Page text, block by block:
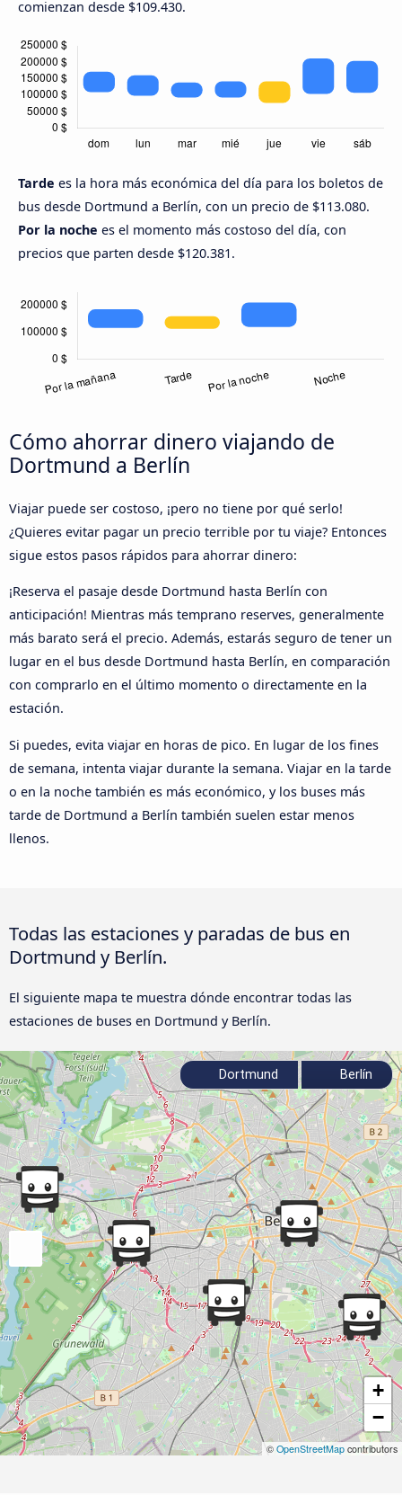
comienzan desde $109.430.
Tarde es la hora más económica del día para los boletos de
bus desde Dortmund a Berlín, con un precio de $113.080.
Por la noche es el momento más costoso del día, con
precios que parten desde $120.381.
Cómo ahorrar dinero viajando de
Dortmund a Berlín
Viajar puede ser costoso, ¡pero no tiene por qué serlo!
¿Quieres evitar pagar un precio terrible por tu viaje? Entonces
sigue estos pasos rápidos para ahorrar dinero:
¡Reserva el pasaje desde Dortmund hasta Berlín con
anticipación! Mientras más temprano reserves, generalmente
más barato será el precio. Además, estarás seguro de tener un
lugar en el bus desde Dortmund hasta Berlín, en comparación
con comprarlo en el último momento o directamente en la
estación.
Si puedes, evita viajar en horas de pico. En lugar de los fines
de semana, intenta viajar durante la semana. Viajar en la tarde
o en la noche también es más económico, y los buses más
tarde de Dortmund a Berlín también suelen estar menos
llenos.
Todas las estaciones y paradas de bus en
Dortmund y Berlín.
El siguiente mapa te muestra dónde encontrar todas las
estaciones de buses en Dortmund y Berlín.
+
−
© OpenStreetMap contributors
Dortmund Berlín